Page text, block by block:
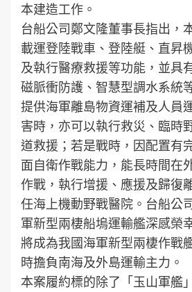
本建造工作。
台船公司鄭文隆董事長指出，
載運登陸戰車、登陸艇、直昇
及執行醫療救援等功能，並具
磁脈衝防護、智慧型調水系統
提供海軍離島物資運補及人員
害時，亦可以執行救災、臨時
道救援；若是戰時，因配置有
面自衛作戰能力，能長時間在
作戰，執行增援、應援及歸復
任海上機動野戰醫院。台船公
軍新型兩棲船塢運輸艦深感榮
將成為我國海軍新型兩棲作戰
時擔負南海及外島運輸主力。
本案履約標的除了「玉山軍艦